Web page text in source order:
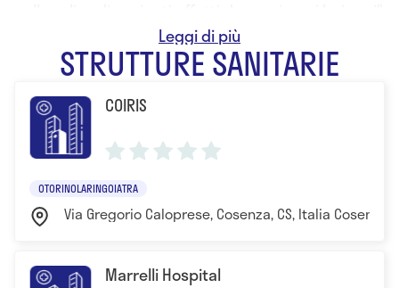
- Specializzazione con lode in Otorinolaringoiatria -
Chirurgia Cervico-facciale presso l'Università
Federico II di Napoli, discutendo una tesi dal titolo
"Management clinico-chirurgico delle fistole
rinoliquorali spontanee"
STRUTTURE SANITARIE
COIRIS
OTORINOLARINGOIATRA
Via Gregorio Caloprese, Cosenza, CS, Italia Cosenza
Marrelli Hospital